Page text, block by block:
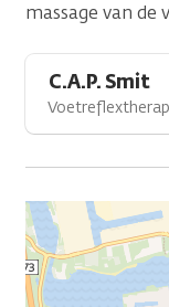
massage van de
C.A.P. Smit